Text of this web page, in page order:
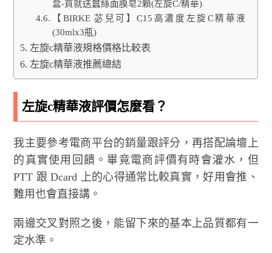
盒-買就送蠶絲面膜皂2顆(左旋C/精華)
【BIRKE 苾兒可】C15高濃度左旋C精華液
(30mlx3瓶)
左旋c精華液規格價格比較表
左旋c精華液推薦總結
左旋c精華液評價怎麼看？
我主要參考電商平台的銷量跟評分，再搭配論壇上
的真實使用回饋。畢竟電商評價有時會灌水，但
PTT 跟 Dcard 上的心得通常比較真實，好用會推、
難用也會直接講。
兩邊交叉對照之後，能留下來的基本上品質都有一
定水準。